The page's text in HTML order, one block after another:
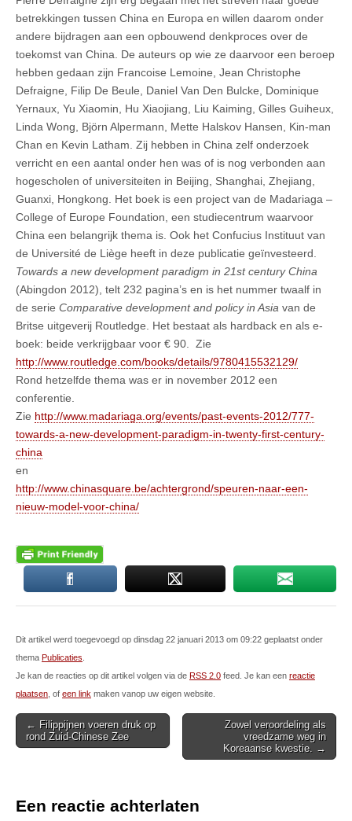
betrekkingen tussen China en Europa en willen daarom onder
andere bijdragen aan een opbouwend denkproces over de
toekomst van China. De auteurs op wie ze daarvoor een beroep
hebben gedaan zijn Francoise Lemoine, Jean Christophe
Defraigne, Filip De Beule, Daniel Van Den Bulcke, Dominique
Yernaux, Yu Xiaomin, Hu Xiaojiang, Liu Kaiming, Gilles Guiheux,
Linda Wong, Björn Alpermann, Mette Halskov Hansen, Kin-man
Chan en Kevin Latham. Zij hebben in China zelf onderzoek
verricht en een aantal onder hen was of is nog verbonden aan
hogescholen of universiteiten in Beijing, Shanghai, Zhejiang,
Guanxi, Hongkong. Het boek is een project van de Madariaga –
College of Europe Foundation, een studiecentrum waarvoor
China een belangrijk thema is. Ook het Confucius Instituut van
de Université de Liège heeft in deze publicatie geïnvesteerd.
Towards a new development paradigm in 21st century China
(Abingdon 2012), telt 232 pagina’s en is het nummer twaalf in
de serie Comparative development and policy in Asia van de
Britse uitgeverij Routledge. Het bestaat als hardback en als e-
boek: beide verkrijgbaar voor € 90. Zie
http://www.routledge.com/books/details/9780415532129/
Rond hetzelfde thema was er in november 2012 een
conferentie.
Zie http://www.madariaga.org/events/past-events-2012/777-
towards-a-new-development-paradigm-in-twenty-first-century-
china
en
http://www.chinasquare.be/achtergrond/speuren-naar-een-
nieuw-model-voor-china/
Dit artikel werd toegevoegd op dinsdag 22 januari 2013 om 09:22 geplaatst onder
thema Publicaties
Je kan de reacties op dit artikel volgen via de RSS 2.0 feed. Je kan een reactie
plaatsen , of een link maken vanop uw eigen website.
Post
navigation
← Filippijnen voeren druk op
rond Zuid-Chinese Zee
Zowel veroordeling als
vreedzame weg in
Koreaanse kwestie. →
Een reactie achterlaten